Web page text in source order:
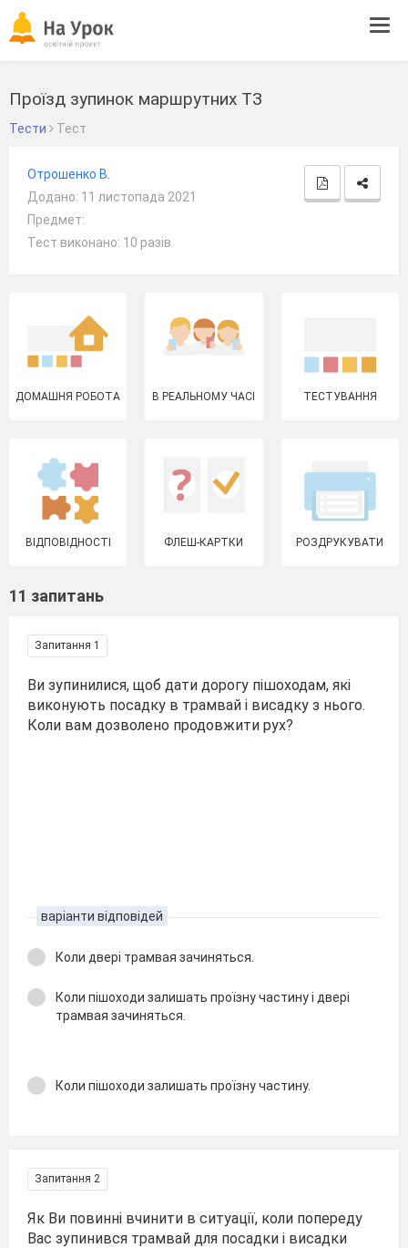
Проїзд зупинок маршрутних ТЗ
Тести Тест
Отрошенко В.
Додано: 11 листопада 2021
Предмет:
Тест виконано: 10 разів
ДОМАШНЯ РОБОТА В РЕАЛЬНОМУ ЧАСІ ТЕСТУВАННЯ
ВІДПОВІДНОСТІ ФЛЕШ-КАРТКИ РОЗДРУКУВАТИ
11 запитань
Запитання 1
Ви зупинилися, щоб дати дорогу пішоходам, які
виконують посадку в трамвай і висадку з нього.
Коли вам дозволено продовжити рух?
варіанти відповідей
Коли двері трамвая зачиняться.
Коли пішоходи залишать проїзну частину і двері
трамвая зачиняться.
Коли пішоходи залишать проїзну частину.
Запитання 2
Як Ви повинні вчинити в ситуації, коли попереду
Вас зупинився трамвай для посадки і висадки